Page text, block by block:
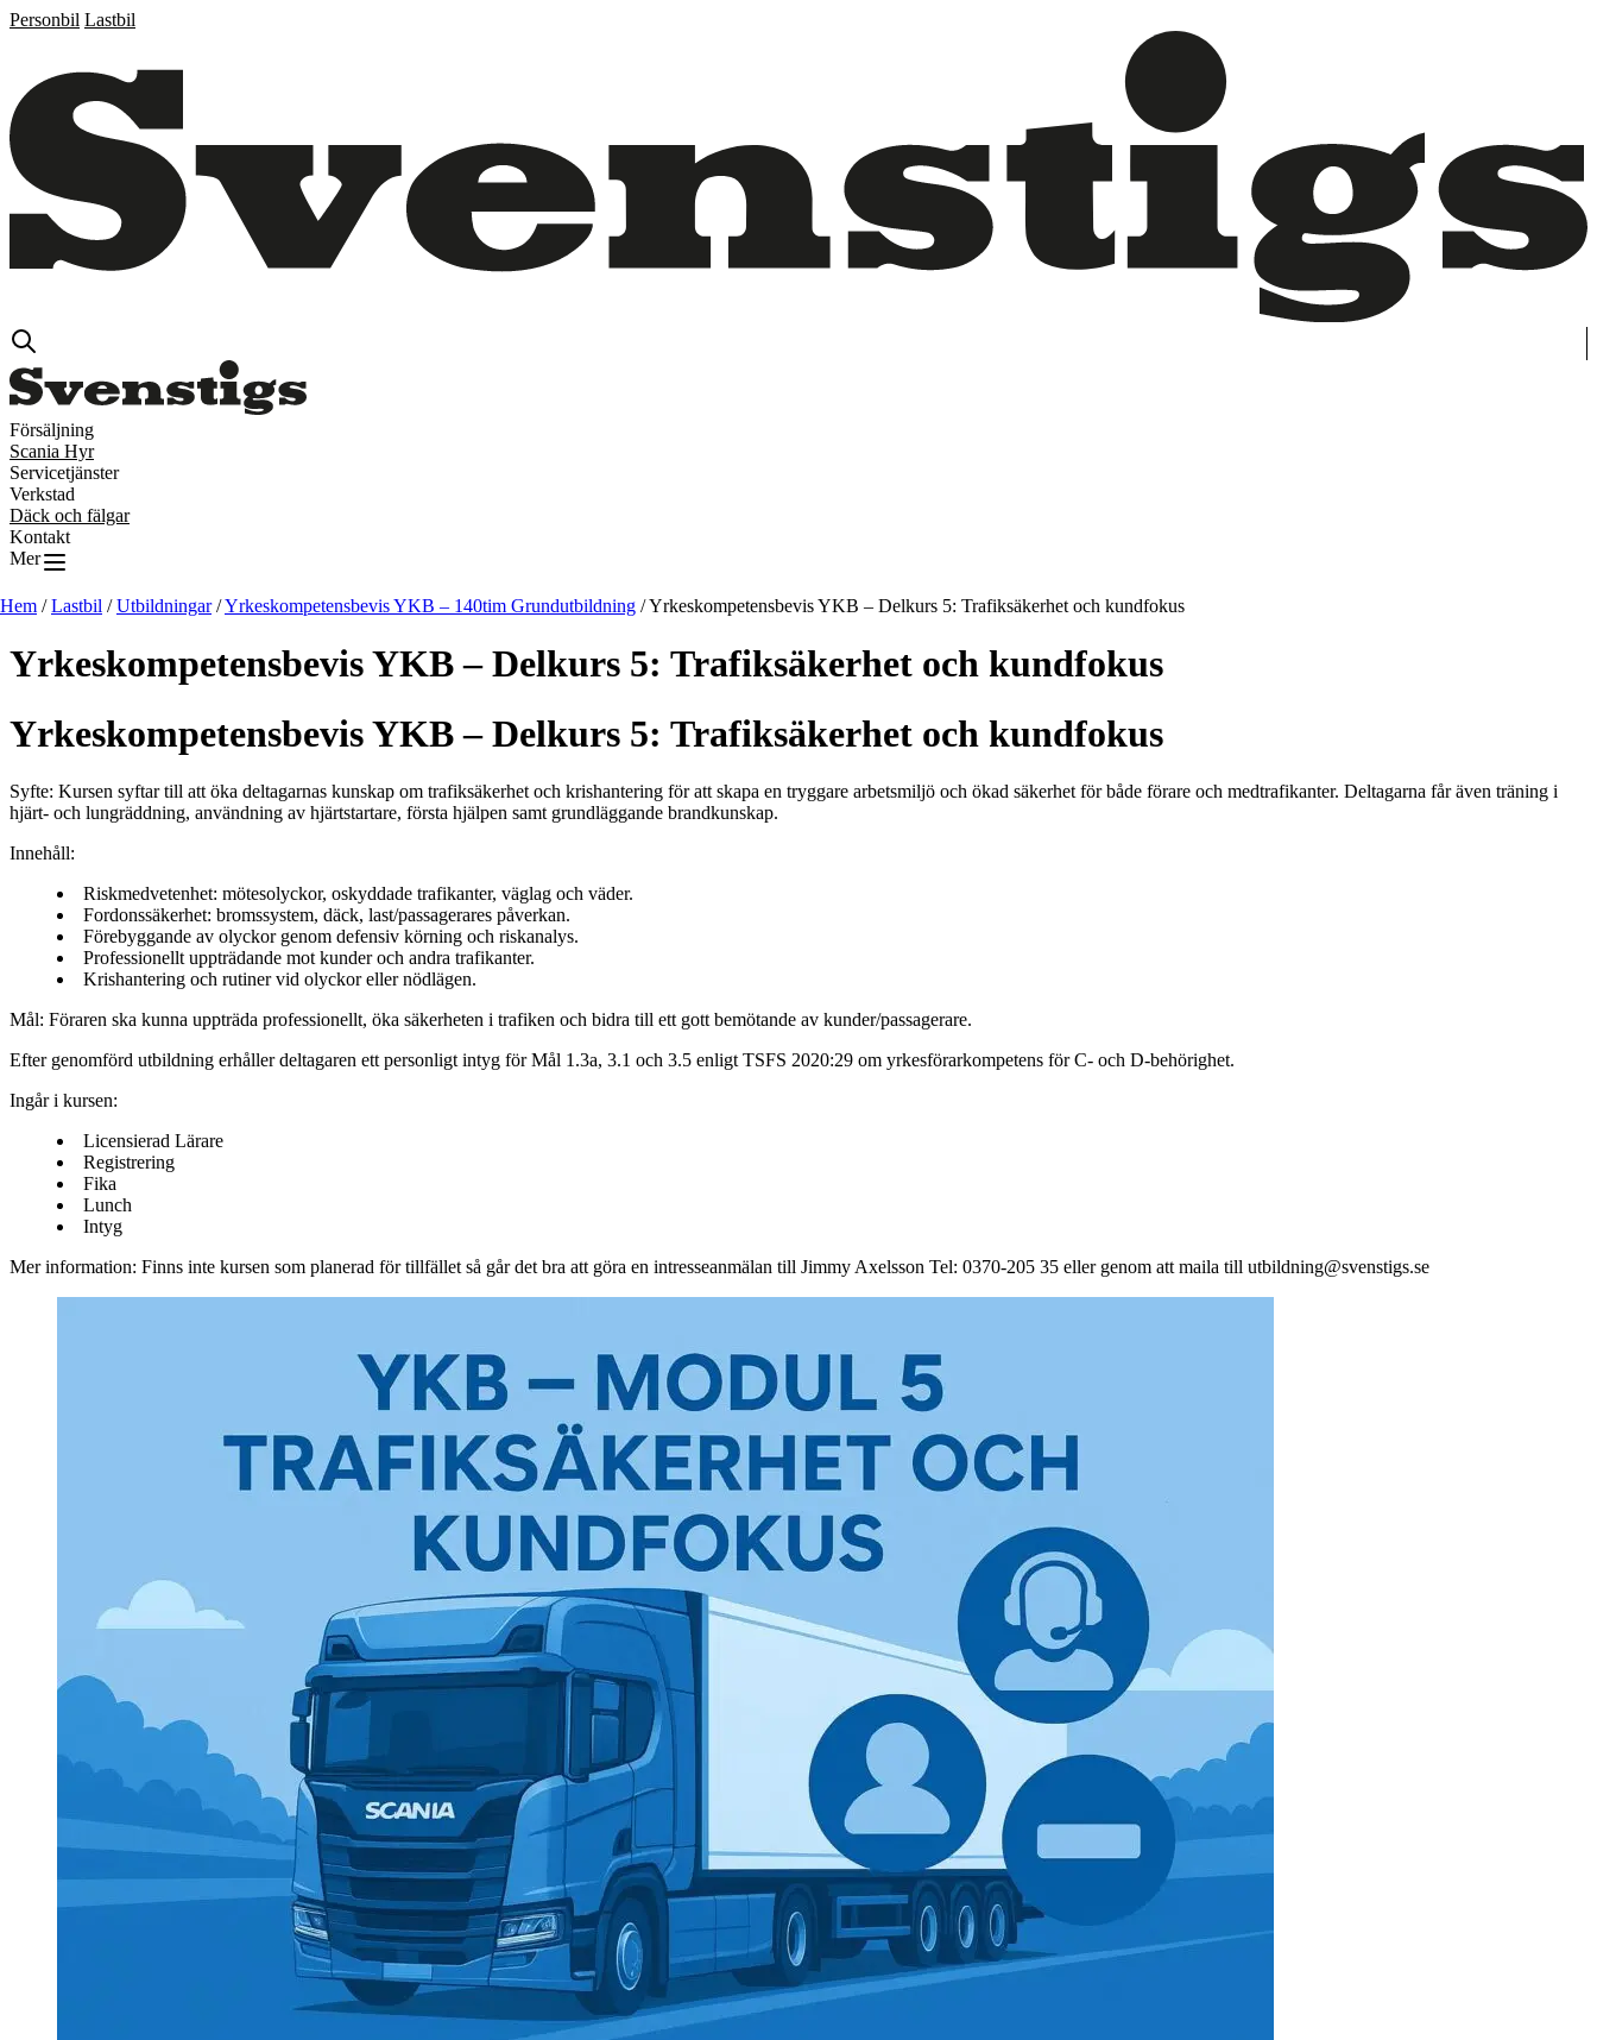
Personbil Lastbil
Försäljning
Scania Hyr
Servicetjänster
Verkstad
Däck och fälgar
Kontakt
Mer
Hem /Lastbil /Utbildningar/Yrkeskompetensbevis YKB – 140tim Grundutbildning /Yrkeskompetensbevis YKB – Delkurs 5: Trafiksäkerhet och kundfokus
Yrkeskompetensbevis YKB – Delkurs 5: Trafiksäkerhet och kundfokus
Yrkeskompetensbevis YKB – Delkurs 5: Trafiksäkerhet och kundfokus
Syfte: Kursen syftar till att öka deltagarnas kunskap om trafiksäkerhet och krishantering för att skapa en tryggare arbetsmiljö och ökad säkerhet för både förare och medtrafikanter. Deltagarna får även träning i
hjärt- och lungräddning, användning av hjärtstartare, första hjälpen samt grundläggande brandkunskap.
Innehåll:
Riskmedvetenhet: mötesolyckor, oskyddade trafikanter, väglag och väder.
Fordonssäkerhet: bromssystem, däck, last/passagerares påverkan.
Förebyggande av olyckor genom defensiv körning och riskanalys.
Professionellt uppträdande mot kunder och andra trafikanter.
Krishantering och rutiner vid olyckor eller nödlägen.
Mål: Föraren ska kunna uppträda professionellt, öka säkerheten i trafiken och bidra till ett gott bemötande av kunder/passagerare.
Efter genomförd utbildning erhåller deltagaren ett personligt intyg för Mål 1.3a, 3.1 och 3.5 enligt TSFS 2020:29 om yrkesförarkompetens för C- och D-behörighet.
Ingår i kursen:
Licensierad Lärare
Registrering
Fika
Lunch
Intyg
Mer information: Finns inte kursen som planerad för tillfället så går det bra att göra en intresseanmälan till Jimmy Axelsson Tel: 0370-205 35 eller genom att maila till utbildning@svenstigs.se